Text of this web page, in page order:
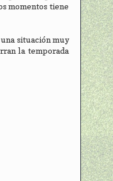
momentos tiene
situación muy
la temporada